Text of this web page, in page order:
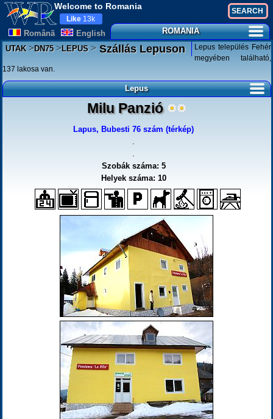
Welcome to Romania
Românã English
Like 13k
ROMANIA
UTAK>DN75>LEPUS>Szállás Lepuson
Lepus település Fehér
megyében található,
137 lakosa van.
Lepus
Milu Panzió
Lapus, Bubesti 76 szám (térkép)
.
.
Szobák száma: 5
Helyek száma: 10